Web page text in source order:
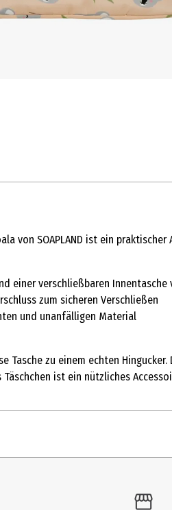
von SOAPLAND ist ein
einer verschließbaren Innentasche
zum sicheren Verschließen
und unanfälligen Material
Tasche zu einem echten
ist ein nützliches